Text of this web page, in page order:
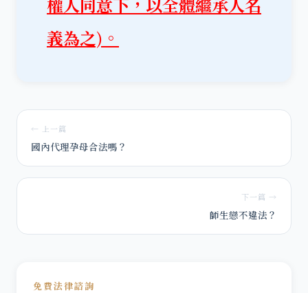
義為之)。
← 上一篇
國內代理孕母合法嗎？
下一篇 →
師生戀不違法？
免費法律諮詢